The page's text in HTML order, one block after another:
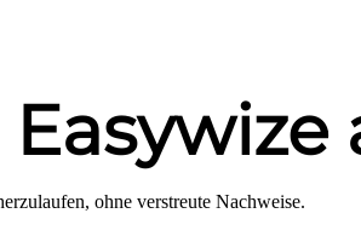
ohne verstreute Nachweise.